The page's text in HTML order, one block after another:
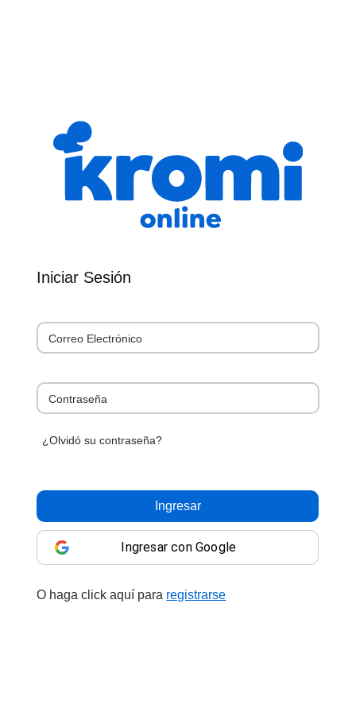
Iniciar Sesión
Correo Electrónico
Contraseña
¿Olvidó su contraseña?
Ingresar
Ingresar con Google
O haga click aquí para registrarse